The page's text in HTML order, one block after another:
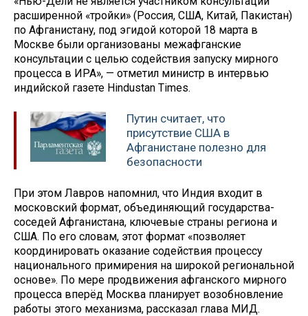
расширенной «тройки» (Россия, США, Китай, Пакистан)
по Афганистану, под эгидой которой 18 марта в
Москве были организованы межафганские
консультации с целью содействия запуску мирного
процесса в ИРА», — отметил министр в интервью
индийской газете Hindustan Times.
Путин считает, что
присутствие США в
Афганистане полезно для
безопасности
При этом Лавров напомнил, что Индия входит в
московский формат, объединяющий государства-
соседей Афганистана, ключевые страны региона и
США. По его словам, этот формат «позволяет
координировать оказание содействия процессу
национального примирения на широкой региональной
основе». По мере продвижения афганского мирного
процесса вперёд Москва планирует возобновление
работы этого механизма, рассказал глава МИД.